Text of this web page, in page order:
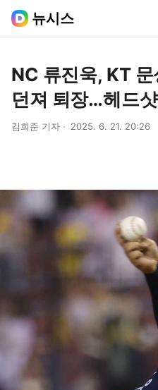
뉴시스
NC 류진욱, KT
던져 퇴장…헤드
김희준 기자 2025. 6. 21. 20:26